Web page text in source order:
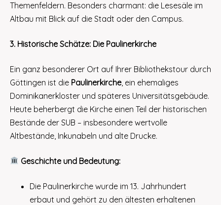
Themenfeldern. Besonders charmant: die Lesesäle im
Altbau mit Blick auf die Stadt oder den Campus.
3. Historische Schätze: Die Paulinerkirche
Ein ganz besonderer Ort auf Ihrer Bibliothekstour durch
Göttingen ist die Paulinerkirche, ein ehemaliges
Dominikanerkloster und späteres Universitätsgebäude.
Heute beherbergt die Kirche einen Teil der historischen
Bestände der SUB – insbesondere wertvolle
Altbestände, Inkunabeln und alte Drucke.
Geschichte und Bedeutung:
Die Paulinerkirche wurde im 13. Jahrhundert
erbaut und gehört zu den ältesten erhaltenen